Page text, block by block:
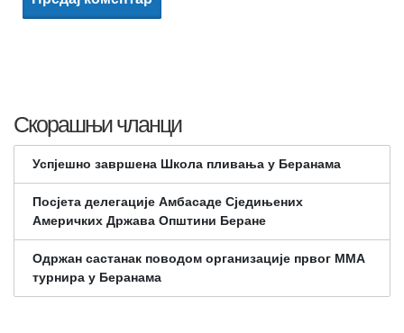
Скорашњи чланци
Успјешно завршена Школа пливања у Беранама
Посјета делегације Амбасаде Сједињених
Америчких Држава Општини Беране
Одржан састанак поводом организације првог ММА
турнира у Беранама